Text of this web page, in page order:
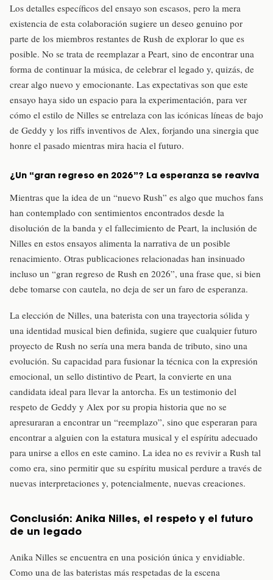
Los detalles específicos del ensayo son escasos, pero la mera
existencia de esta colaboración sugiere un deseo genuino por
parte de los miembros restantes de Rush de explorar lo que es
posible. No se trata de reemplazar a Peart, sino de encontrar una
forma de continuar la música, de celebrar el legado y, quizás, de
crear algo nuevo y emocionante. Las expectativas son que este
ensayo haya sido un espacio para la experimentación, para ver
cómo el estilo de Nilles se entrelaza con las icónicas líneas de bajo
de Geddy y los riffs inventivos de Alex, forjando una sinergia que
honre el pasado mientras mira hacia el futuro.
¿Un “gran regreso en 2026”? La esperanza se reaviva
Mientras que la idea de un “nuevo Rush” es algo que muchos fans
han contemplado con sentimientos encontrados desde la
disolución de la banda y el fallecimiento de Peart, la inclusión de
Nilles en estos ensayos alimenta la narrativa de un posible
renacimiento. Otras publicaciones relacionadas han insinuado
incluso un “gran regreso de Rush en 2026”, una frase que, si bien
debe tomarse con cautela, no deja de ser un faro de esperanza.
La elección de Nilles, una baterista con una trayectoria sólida y
una identidad musical bien definida, sugiere que cualquier futuro
proyecto de Rush no sería una mera banda de tributo, sino una
evolución. Su capacidad para fusionar la técnica con la expresión
emocional, un sello distintivo de Peart, la convierte en una
candidata ideal para llevar la antorcha. Es un testimonio del
respeto de Geddy y Alex por su propia historia que no se
apresuraran a encontrar un “reemplazo”, sino que esperaran para
encontrar a alguien con la estatura musical y el espíritu adecuado
para unirse a ellos en este camino. La idea no es revivir a Rush tal
como era, sino permitir que su espíritu musical perdure a través de
nuevas interpretaciones y, potencialmente, nuevas creaciones.
Conclusión: Anika Nilles, el respeto y el futuro
de un legado
Anika Nilles se encuentra en una posición única y envidiable.
Como una de las bateristas más respetadas de la escena